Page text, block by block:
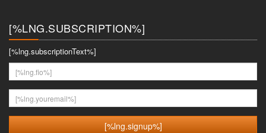
[%LNG.SUBSCRIPTION%]
[%lng.subscriptionText%]
[%lng.fio%]
[%lng.youremail%]